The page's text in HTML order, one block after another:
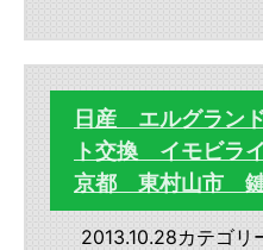
日産 エルグラン
ト交換 イモビ
京都 東村山市
2013.10.28カテゴリ